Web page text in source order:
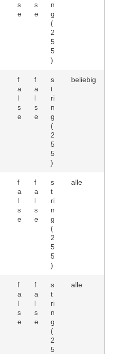
s
e
s
e
n
g
(
2
5
5
)
f
a
l
s
e
f
a
l
s
e
s
t
ri
n
g
(
2
5
5
)
beliebig
f
a
l
s
e
f
a
l
s
e
s
t
ri
n
g
(
2
5
5
)
alle
f
a
l
s
e
f
a
l
s
e
s
t
ri
n
g
(
2
5
alle